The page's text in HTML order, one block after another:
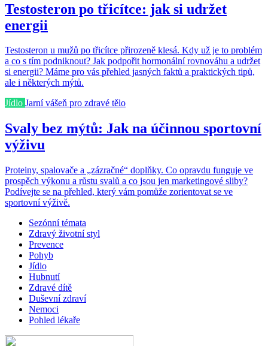
Testosteron po třicítce: jak si udržet
energii
Testosteron u mužů po třicítce přirozeně klesá. Kdy už je to problém
a co s tím podniknout? Jak podpořit hormonální rovnováhu a udržet
si energii? Máme pro vás přehled jasných faktů a praktických tipů,
ale i některých mýtů.
Jídlo Jarní vášeň pro zdravé tělo
Svaly bez mýtů: Jak na účinnou sportovní
výživu
Proteiny, spalovače a „zázračné“ doplňky. Co opravdu funguje ve
prospěch výkonu a růstu svalů a co jsou jen marketingové sliby?
Podívejte se na přehled, který vám pomůže zorientovat se ve
sportovní výživě.
Sezónní témata
Zdravý životní styl
Prevence
Pohyb
Jídlo
Hubnutí
Zdravé dítě
Duševní zdraví
Nemoci
Pohled lékaře